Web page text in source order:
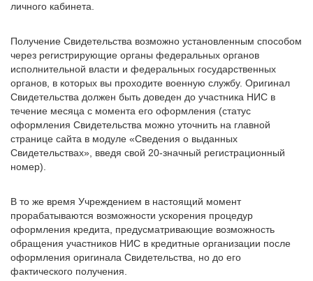
личного кабинета.
Получение Свидетельства возможно установленным способом
через регистрирующие органы федеральных органов
исполнительной власти и федеральных государственных
органов, в которых вы проходите военную службу. Оригинал
Свидетельства должен быть доведен до участника НИС в
течение месяца с момента его оформления (статус
оформления Свидетельства можно уточнить на главной
странице сайта в модуле «Сведения о выданных
Свидетельствах», введя свой 20-значный регистрационный
номер).
В то же время Учреждением в настоящий момент
прорабатываются возможности ускорения процедур
оформления кредита, предусматривающие возможность
обращения участников НИС в кредитные организации после
оформления оригинала Свидетельства, но до его
фактического получения.